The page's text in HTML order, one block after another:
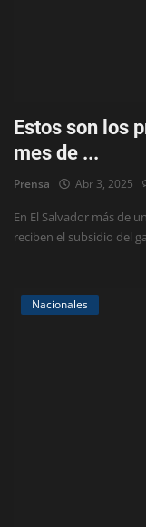
Estos son los
mes de ...
Prensa Abr 3, 2025
En El Salvador más de
reciben el subsidio del
Nacionales